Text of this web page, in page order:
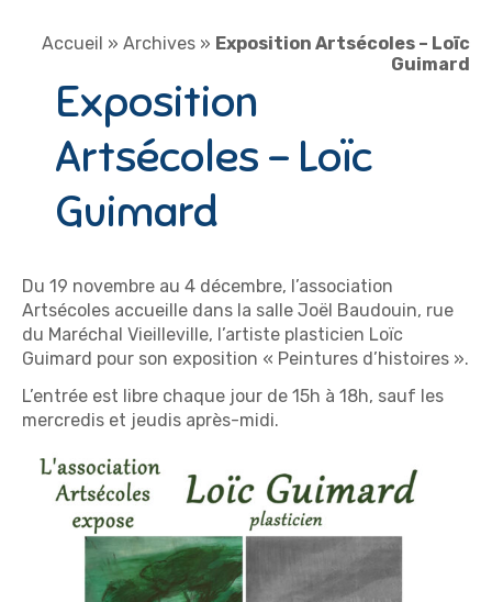
Accueil » Archives » Exposition Artsécoles – Loïc
Guimard
Exposition
Artsécoles – Loïc
Guimard
Du 19 novembre au 4 décembre, l’association
Artsécoles accueille dans la salle Joël Baudouin, rue
du Maréchal Vieilleville, l’artiste plasticien Loïc
Guimard pour son exposition « Peintures d’histoires ».
L’entrée est libre chaque jour de 15h à 18h, sauf les
mercredis et jeudis après-midi.